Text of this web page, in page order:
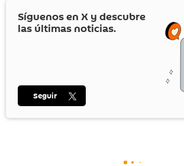
Síguenos en X y descubre
las últimas noticias.
Seguir